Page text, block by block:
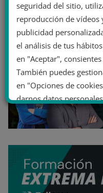
seguridad del sitio,
reproducción de vídeos
publicidad
el análisis de tus
en "Aceptar",
También puedes
en "Opciones de
darnos datos
último, puedes leer
No dar mi
.
Opciones de cookies